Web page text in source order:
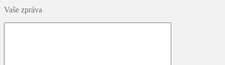
Vaše zpráva